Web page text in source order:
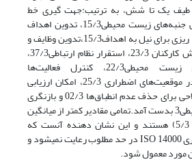
طیف یک تا شش، به ترتیب:جهت گیری خط
مشی‌ها 48/3، شناسائی جنبه‌های زیست محیطی15/3، تدوین اهداف
خردو کلان15/3، برنامه ریزی برای نیل به اهداف15/3،تدوین وظایف و
مسئولیت‌ها 18/3،آموزش کارکنان 23/3، استقرار نظام ارتباطی37/3،
مستندسازی سیستم زیست محیطی22/3، کنترل فعالیت‌ها
24/3،آمادگی واکنش در موقعیت‌های اضطراری 25/3، امکان ارزیابی
ادواری09/3، اقدام اصلاحی برای حذف عدم انطباق‌ها 02/3 و بازنگری
نظام مدیریت زیست محیطی3 بدست آمد.تمامی مقادیر کمتر از میانگین
مفروض یانظری، (یعنی 5/3) هستند و این نشان دهنده آنست که
استاندارد بین‌المللی سری 14000 ISO در حد مطلوب رعایت نمیشود و
مورد معمول شود.